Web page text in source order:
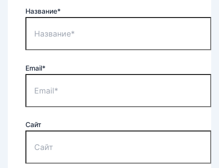
Название*
Email*
Сайт